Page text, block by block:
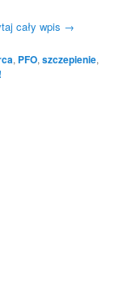
cały wpis →
, PFO,szczepienie,